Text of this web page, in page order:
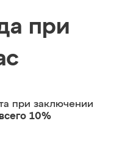
при
при заключении
10%